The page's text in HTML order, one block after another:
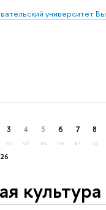
университет
3
пт
4
сб
5
вс
6
пн
7
вт
8
ср